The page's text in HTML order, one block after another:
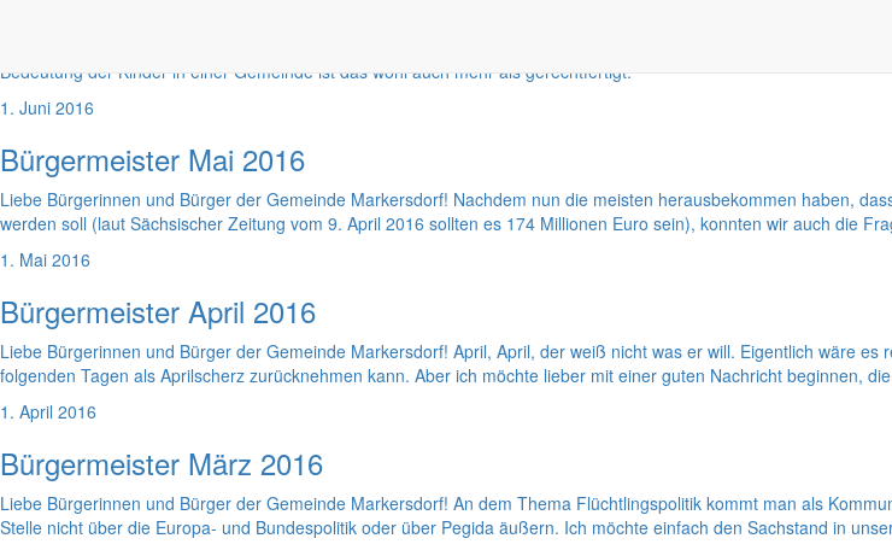
Liebe Bürgerinnen und Bürger der Gemeinde Markersdorf! Der Bericht im Monat Juni ist traditionell meist unseren
Bedeutung der Kinder in einer Gemeinde ist das wohl auch mehr als gerechtfertigt.
1. Juni 2016
Bürgermeister Mai 2016
Liebe Bürgerinnen und Bürger der Gemeinde Markersdorf! Nachdem nun die meisten herausbekommen haben,
werden soll (laut Sächsischer Zeitung vom 9. April 2016 sollten es 174 Millionen Euro sein), konnten wir auch die
1. Mai 2016
Bürgermeister April 2016
Liebe Bürgerinnen und Bürger der Gemeinde Markersdorf! April, April, der weiß nicht was er will. Eigentlich wäre
folgenden Tagen als Aprilscherz zurücknehmen kann. Aber ich möchte lieber mit einer guten Nachricht beginnen,
1. April 2016
Bürgermeister März 2016
Liebe Bürgerinnen und Bürger der Gemeinde Markersdorf! An dem Thema Flüchtlingspolitik kommt man als
Stelle nicht über die Europa- und Bundespolitik oder über Pegida äußern. Ich möchte einfach den Sachstand in